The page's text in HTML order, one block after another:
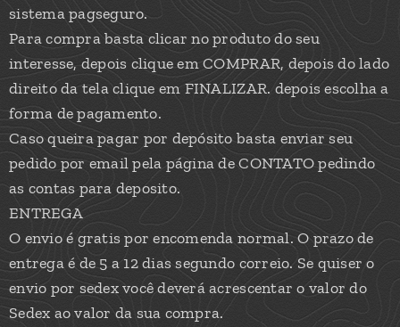
sistema pagseguro.
Para compra basta clicar no produto do seu
interesse, depois clique em COMPRAR, depois do lado
direito da tela clique em FINALIZAR. depois escolha a
forma de pagamento.
Caso queira pagar por depósito basta enviar seu
pedido por email pela página de CONTATO pedindo
as contas para deposito.
ENTREGA
O envio é gratis por encomenda normal. O prazo de
entrega é de 5 a 12 dias segundo correio. Se quiser o
envio por sedex você deverá acrescentar o valor do
Sedex ao valor da sua compra.